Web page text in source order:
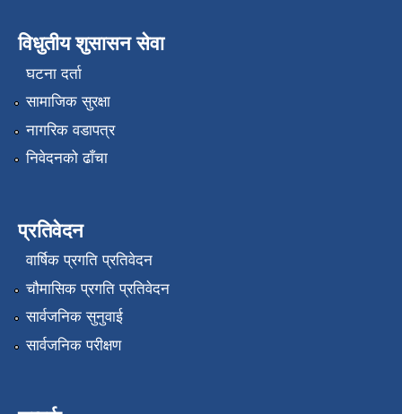
विधुतीय शुसासन सेवा
घटना दर्ता
सामाजिक सुरक्षा
नागरिक वडापत्र
निवेदनको ढाँचा
प्रतिवेदन
वार्षिक प्रगति प्रतिवेदन
चौमासिक प्रगति प्रतिवेदन
सार्वजनिक सुनुवाई
सार्वजनिक परीक्षण